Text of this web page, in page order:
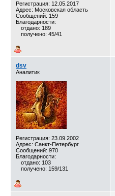
Регистрация: 12.05.2017
Адрес: Московская область
Сообщений: 159
Благодарности:
отдано: 189
получено: 45/41
dsv
Аналитик
Регистрация: 23.09.2002
Адрес: Санкт-Петербург
Сообщений: 970
Благодарности:
отдано: 103
получено: 159/131